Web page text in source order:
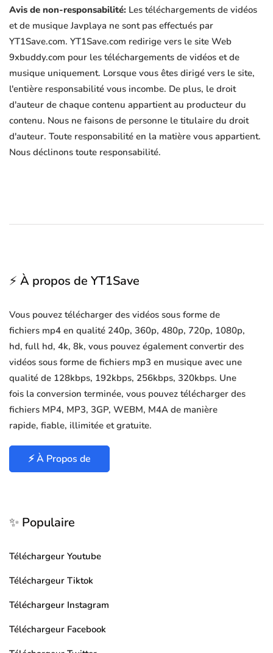
Avis de non-responsabilité: Les téléchargements de vidéos
et de musique Javplaya ne sont pas effectués par
YT1Save.com. YT1Save.com redirige vers le site Web
9xbuddy.com pour les téléchargements de vidéos et de
musique uniquement. Lorsque vous êtes dirigé vers le site,
l'entière responsabilité vous incombe. De plus, le droit
d'auteur de chaque contenu appartient au producteur du
contenu. Nous ne faisons de personne le titulaire du droit
d'auteur. Toute responsabilité en la matière vous appartient.
Nous déclinons toute responsabilité.
⚡ À propos de YT1Save
Vous pouvez télécharger des vidéos sous forme de
fichiers mp4 en qualité 240p, 360p, 480p, 720p, 1080p,
hd, full hd, 4k, 8k, vous pouvez également convertir des
vidéos sous forme de fichiers mp3 en musique avec une
qualité de 128kbps, 192kbps, 256kbps, 320kbps. Une
fois la conversion terminée, vous pouvez télécharger des
fichiers MP4, MP3, 3GP, WEBM, M4A de manière
rapide, fiable, illimitée et gratuite.
⚡ À Propos de
✨ Populaire
Téléchargeur Youtube
Téléchargeur Tiktok
Téléchargeur Instagram
Téléchargeur Facebook